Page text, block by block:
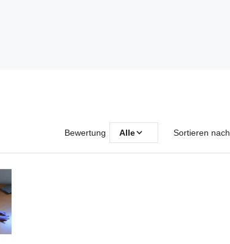
Bewertung Alle Sortieren nach